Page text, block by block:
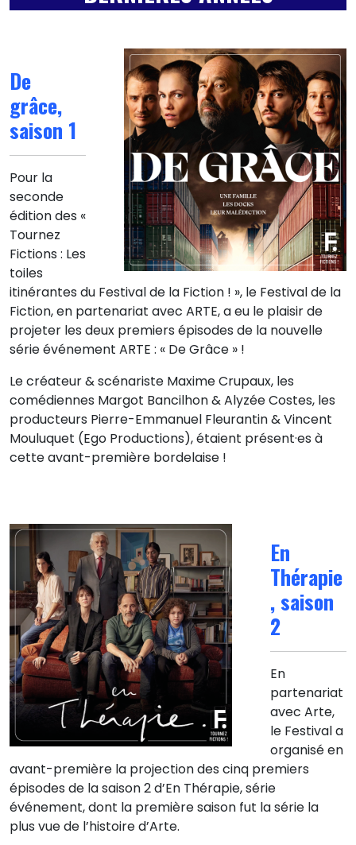
De
grâce,
saison 1
Pour la
seconde
édition des «
Tournez
Fictions : Les
toiles
itinérantes du Festival de la Fiction ! », le Festival de la
Fiction, en partenariat avec ARTE, a eu le plaisir de
projeter les deux premiers épisodes de la nouvelle
série événement ARTE : « De Grâce » !
Le créateur & scénariste Maxime Crupaux, les
comédiennes Margot Bancilhon & Alyzée Costes, les
producteurs Pierre-Emmanuel Fleurantin & Vincent
Mouluquet (Ego Productions), étaient présent·es à
cette avant-première bordelaise !
En
Thérapie
, saison
2
En
partenariat
avec Arte,
le Festival a
organisé en
avant-première la projection des cinq premiers
épisodes de la saison 2 d’En Thérapie, série
événement, dont la première saison fut la série la
plus vue de l’histoire d’Arte.